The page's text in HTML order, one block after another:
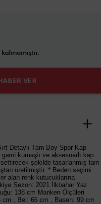
VER
Detaylı Tam Boy Spor Kap
garni kumaşlı ve aksesuarlı kap
şekilde tasarlanmış tam
üretilmiştir. * Beden seçimi
alan renk kutucuklarına
Sezon: 2021 İlkbahar Yaz
138 cm Manken Ölçüleri
, Bel: 66 cm , Basen: 99 cm